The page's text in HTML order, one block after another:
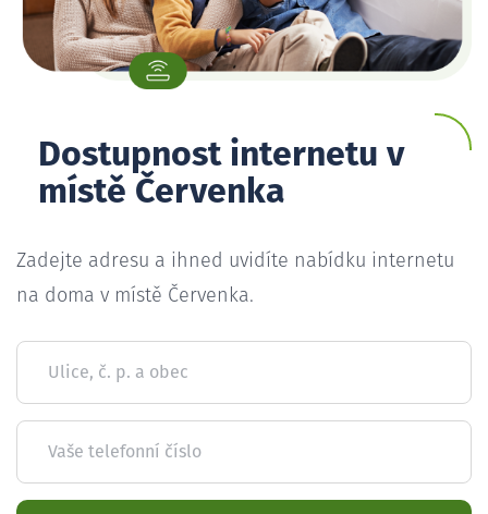
Dostupnost internetu v
místě Červenka
Zadejte adresu a ihned uvidíte nabídku internetu
na doma v místě Červenka.
Ulice, č. p. a obec
Vaše telefonní číslo